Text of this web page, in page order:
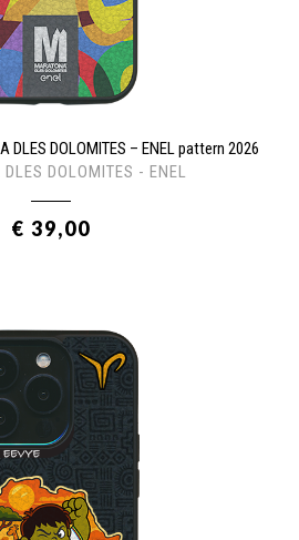
DLES DOLOMITES – ENEL pattern 2026
DOLOMITES - ENEL
€ 39,00